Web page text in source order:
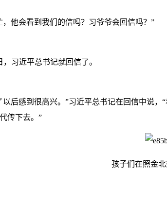
他会看到我们的信吗？习爷爷会回信吗？”
习近平总书记就回信了。
感到很高兴。”习近平总书记在回信中说，
传下去。”
孩子们在照金北